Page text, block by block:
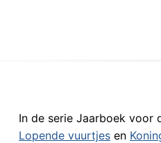
In de serie Jaarboek voor
Lopende vuurtjes en